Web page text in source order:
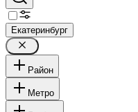
Екатеринбург
Район
Метро